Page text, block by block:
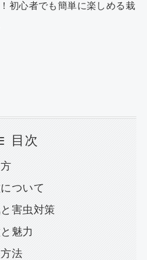
初心者でも簡単に楽しめる栽
目次
ついて
害虫対策
魅力
法